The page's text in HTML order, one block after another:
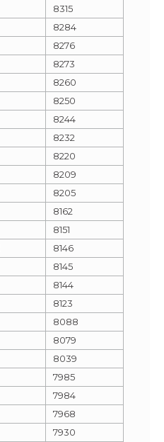
8315
8284
8276
8273
8260
8250
8244
8232
8220
8209
8205
8162
8151
8146
8145
8144
8123
8088
8079
8039
7985
7984
7968
7930